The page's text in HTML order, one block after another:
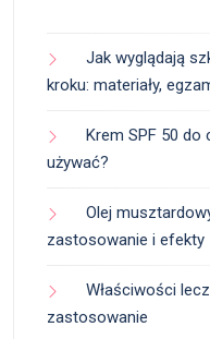
Jak wyglądają
kroku: materiały,
Krem SPF 50 do
używać?
Olej
zastosowanie i efekty
Właściwości
zastosowanie